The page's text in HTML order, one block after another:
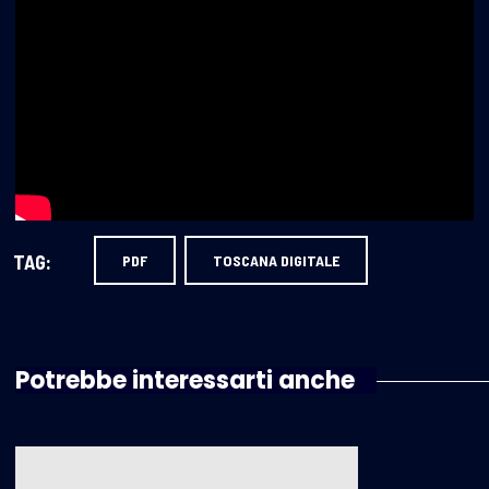
TAG: PDF TOSCANA DIGITALE
Potrebbe interessarti anche